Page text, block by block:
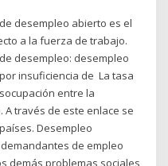
desempleo abierto es el
a la fuerza de trabajo.
desempleo: desempleo
insuficiencia de La tasa
entre la
A través de este enlace se
Desempleo
de empleo
demás problemas sociales